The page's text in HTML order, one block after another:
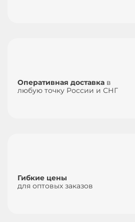
Оперативная доставка в
любую точку России и СНГ
Гибкие цены
для оптовых заказов